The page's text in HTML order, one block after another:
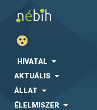
HIVATAL
AKTUÁLIS
ÁLLAT
ÉLELMISZER